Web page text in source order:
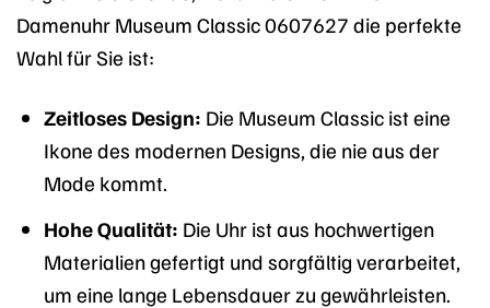
Damenuhr Museum Classic 0607627 die perfekte
Wahl für Sie ist:
Zeitloses Design: Die Museum Classic ist eine
Ikone des modernen Designs, die nie aus der
Mode kommt.
Hohe Qualität: Die Uhr ist aus hochwertigen
Materialien gefertigt und sorgfältig verarbeitet,
um eine lange Lebensdauer zu gewährleisten.